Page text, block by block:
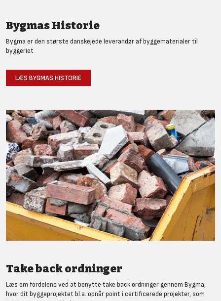
Bygmas Historie
Bygma er den største danskejede leverandør af byggematerialer til
byggeriet
LÆS BYGMAS HISTORIE
Take back ordninger
Læs om fordelene ved at benytte take back ordninger gennem Bygma,
hvor dit byggeprojektet bl.a. opnår point i certificerede projekter, som